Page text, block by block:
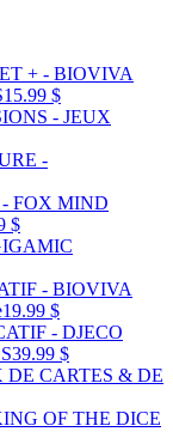
15.99 $
-
$
19.99 $
39.99 $
OF THE DICE